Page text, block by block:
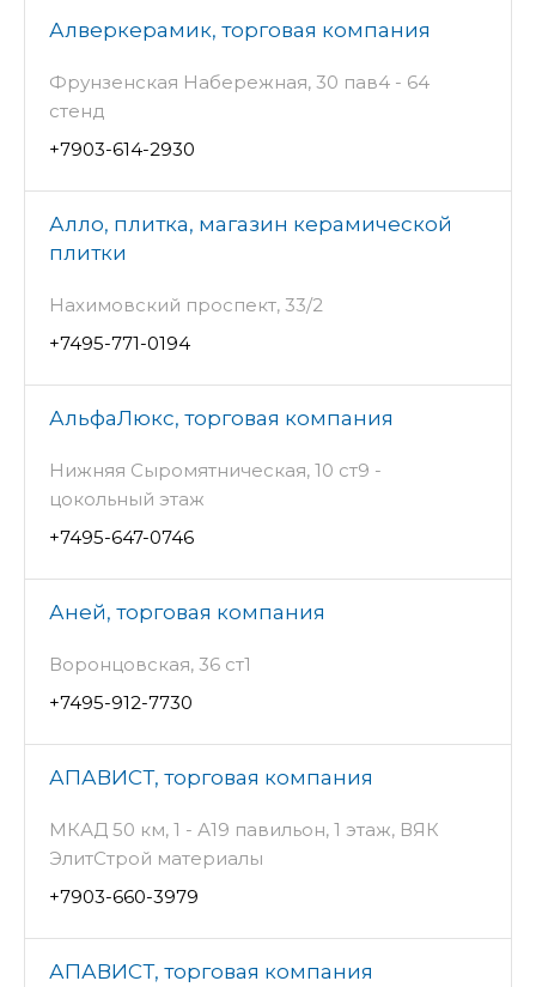
Алверкерамик, торговая компания
Фрунзенская Набережная, 30 пав4 - 64
стенд
+7903-614-2930
Алло, плитка, магазин керамической
плитки
Нахимовский проспект, 33/2
+7495-771-0194
АльфаЛюкс, торговая компания
Нижняя Сыромятническая, 10 ст9 -
цокольный этаж
+7495-647-0746
Аней, торговая компания
Воронцовская, 36 ст1
+7495-912-7730
АПАВИСТ, торговая компания
МКАД 50 км, 1 - А19 павильон, 1 этаж, ВЯК
ЭлитСтрой материалы
+7903-660-3979
АПАВИСТ, торговая компания